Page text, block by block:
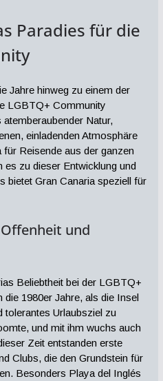
Paradies für die
Jahre hinweg zu einem der
LGBTQ+ Community
Natur,
einladenden Atmosphäre
Reisende aus der ganzen
zu dieser Entwicklung und
bietet Gran Canaria speziell für
und
Beliebtheit bei der LGBTQ+
1980er Jahre, als die Insel
tolerantes Urlaubsziel zu
und mit ihm wuchs auch
Zeit entstanden erste
Clubs, die den Grundstein für
Besonders Playa del Inglés